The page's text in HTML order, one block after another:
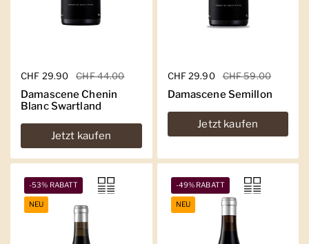
Regulärer Preis
CHF 29.90 Sale-Preis
CHF 44.00
Damascene Chenin
Blanc Swartland
Jetzt kaufen
Regulärer Preis
CHF 29.90 Sale-Preis
CHF 59.00
Damascene Semillon
Jetzt kaufen
-53% RABATT
NEU
-49% RABATT
NEU